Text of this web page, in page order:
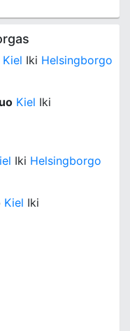
Kiel Iki Helsingborgo
Kiel Iki
Iki Helsingborgo
Kiel Iki